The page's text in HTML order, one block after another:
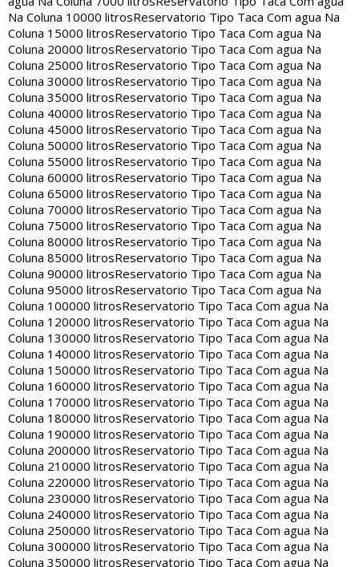
Na Coluna 10000 litrosReservatorio Tipo Taca Com agua Na
Coluna 15000 litrosReservatorio Tipo Taca Com agua Na
Coluna 20000 litrosReservatorio Tipo Taca Com agua Na
Coluna 25000 litrosReservatorio Tipo Taca Com agua Na
Coluna 30000 litrosReservatorio Tipo Taca Com agua Na
Coluna 35000 litrosReservatorio Tipo Taca Com agua Na
Coluna 40000 litrosReservatorio Tipo Taca Com agua Na
Coluna 45000 litrosReservatorio Tipo Taca Com agua Na
Coluna 50000 litrosReservatorio Tipo Taca Com agua Na
Coluna 55000 litrosReservatorio Tipo Taca Com agua Na
Coluna 60000 litrosReservatorio Tipo Taca Com agua Na
Coluna 65000 litrosReservatorio Tipo Taca Com agua Na
Coluna 70000 litrosReservatorio Tipo Taca Com agua Na
Coluna 75000 litrosReservatorio Tipo Taca Com agua Na
Coluna 80000 litrosReservatorio Tipo Taca Com agua Na
Coluna 85000 litrosReservatorio Tipo Taca Com agua Na
Coluna 90000 litrosReservatorio Tipo Taca Com agua Na
Coluna 95000 litrosReservatorio Tipo Taca Com agua Na
Coluna 100000 litrosReservatorio Tipo Taca Com agua Na
Coluna 120000 litrosReservatorio Tipo Taca Com agua Na
Coluna 130000 litrosReservatorio Tipo Taca Com agua Na
Coluna 140000 litrosReservatorio Tipo Taca Com agua Na
Coluna 150000 litrosReservatorio Tipo Taca Com agua Na
Coluna 160000 litrosReservatorio Tipo Taca Com agua Na
Coluna 170000 litrosReservatorio Tipo Taca Com agua Na
Coluna 180000 litrosReservatorio Tipo Taca Com agua Na
Coluna 190000 litrosReservatorio Tipo Taca Com agua Na
Coluna 200000 litrosReservatorio Tipo Taca Com agua Na
Coluna 210000 litrosReservatorio Tipo Taca Com agua Na
Coluna 220000 litrosReservatorio Tipo Taca Com agua Na
Coluna 230000 litrosReservatorio Tipo Taca Com agua Na
Coluna 240000 litrosReservatorio Tipo Taca Com agua Na
Coluna 250000 litrosReservatorio Tipo Taca Com agua Na
Coluna 300000 litrosReservatorio Tipo Taca Com agua Na
Coluna 350000 litrosReservatorio Tipo Taca Com agua Na